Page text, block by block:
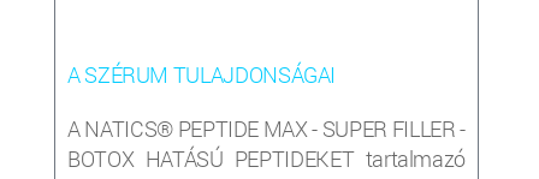
A SZÉRUM TULAJDONSÁGAI
A NATICS® PEPTIDE MAX - SUPER FILLER -
BOTOX HATÁSÚ PEPTIDEKET tartalmazó